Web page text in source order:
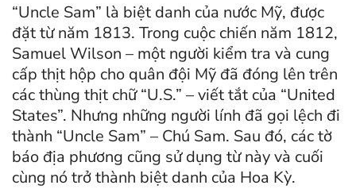
“Uncle Sam” là biệt danh của nước Mỹ, được
đặt từ năm 1813. Trong cuộc chiến năm 1812,
Samuel Wilson – một người kiểm tra và cung
cấp thịt hộp cho quân đội Mỹ đã đóng lên trên
các thùng thịt chữ “U.S.” – viết tắt của “United
States”. Nhưng những người lính đã gọi lệch đi
thành “Uncle Sam” – Chú Sam. Sau đó, các tờ
báo địa phương cũng sử dụng từ này và cuối
cùng nó trở thành biệt danh của Hoa Kỳ.